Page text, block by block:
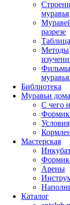
муравья
разрезе
Методы
Библиотека
Муравьи дома
С чего
Условия
Мастерская
Арены
Каталог